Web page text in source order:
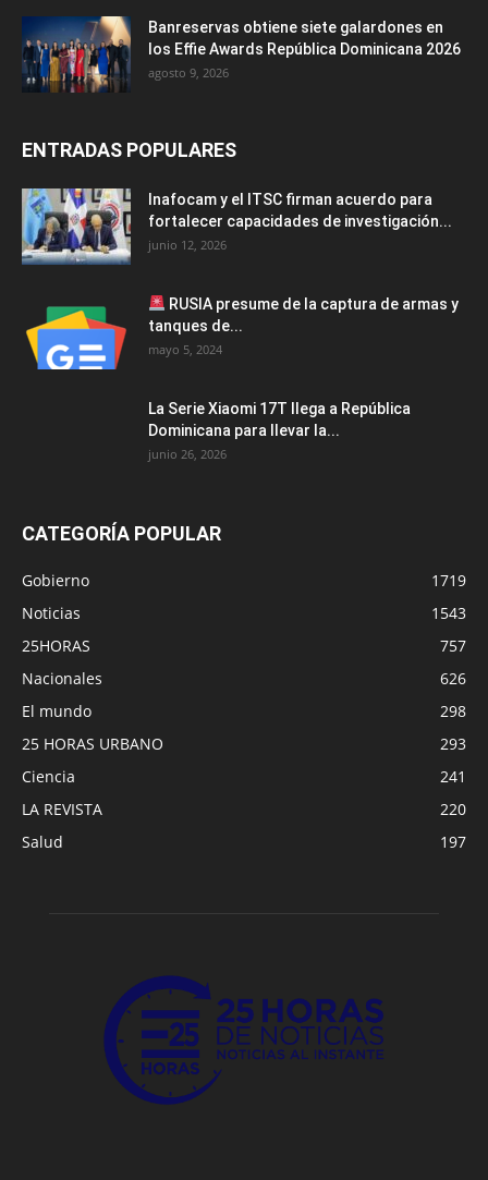
Banreservas obtiene siete galardones en
los Effie Awards República Dominicana 2026
agosto 9, 2026
ENTRADAS POPULARES
Inafocam y el ITSC firman acuerdo para
fortalecer capacidades de investigación...
junio 12, 2026
RUSIA presume de la captura de armas y
tanques de...
mayo 5, 2024
La Serie Xiaomi 17T llega a República
Dominicana para llevar la...
junio 26, 2026
CATEGORÍA POPULAR
Gobierno
1719
Noticias
1543
25HORAS
757
Nacionales
626
El mundo
298
25 HORAS URBANO
293
Ciencia
241
LA REVISTA
220
Salud
197